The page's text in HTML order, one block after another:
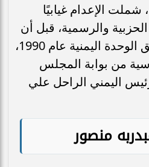
الإعدام غيابيًا
والرسمية، قبل أن
تتغير الأوضاع مع تحقيق الوحدة اليمنية عام 1990،
من بوابة المجلس
اليمني الراحل علي
منصور